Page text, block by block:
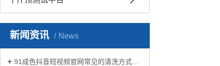
新闻资讯 News
91成色抖音短视频官网常见的清洗方式有哪些？